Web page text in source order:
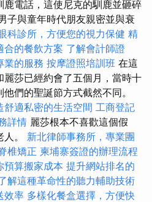
電話，這使尼克的馴鹿並砸碎
子與童年時代朋友親密並與衰
科診所，方便您的視力保健 精
合的餐飲方案 了解會計師證
業的服務 按摩證照培訓班 在這
莎已經約會了五個月，當時十
們的聖誕節方式截然不同。
適私密的生活空間 工商登記
詳情 麗莎根本不喜歡這個假
。 新北律師事務所，專業團
椎矯正 柬埔寨簽證的辦理流程
預算搬家成本 提升網站排名的
解這種革命性的聽力輔助技術
效率 多樣化餐盒選擇，方便快